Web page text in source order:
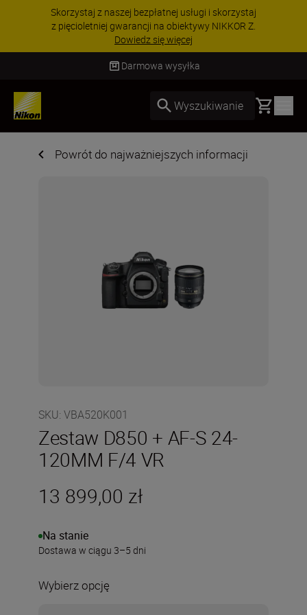
z naszej bezpłatnej usługi i skorzystaj
gwarancji na obiektywy NIKKOR Z.
Dowiedz się więcej
Darmowa wysyłka
Wyszukiwanie Basket
Powrót do najważniejszych informacji
SKU: VBA520K001
Zestaw D850 + AF-S 24-
120MM F/4 VR
13 899,00 zł
Na stanie
Dostawa w ciągu 3–5 dni
Wybierz opcję